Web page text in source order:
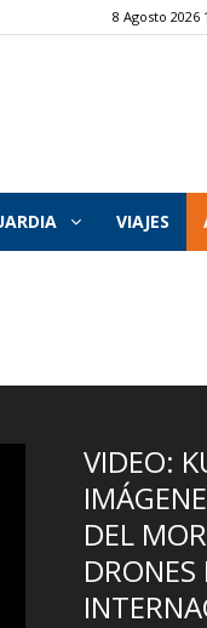
8 Agosto 2026
VIAJES
VIDEO:
DEL